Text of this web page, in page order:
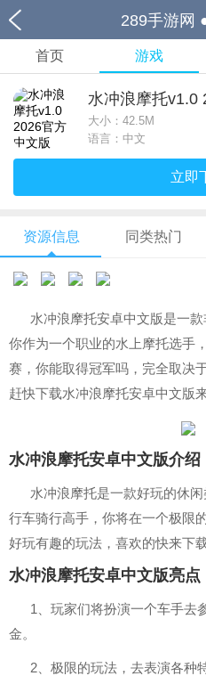
289手游网
首页 游戏
水冲浪摩托v1.0
大小： 42.5M
语言：中文
立即
资源信息 同类热门
水冲浪摩托安卓中文版是一
你作为一个职业的水上摩托选手
赛，你能取得冠军吗，完全取决
赶快下载水冲浪摩托安卓中文版
水冲浪摩托安卓中文版介绍
水冲浪摩托是一款好玩的休
行车骑行高手，你将在一个极限
好玩有趣的玩法，喜欢的快来下载
水冲浪摩托安卓中文版亮点
1、玩家们将扮演一个车手去
金。
2、极限的玩法，去表演各种